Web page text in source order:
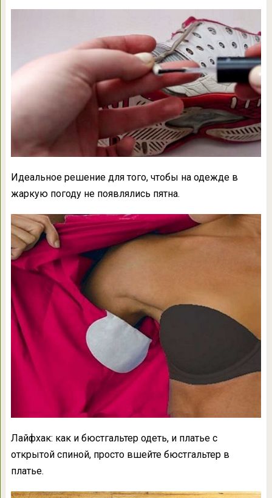
Идеальное решение для того, чтобы на одежде в
жаркую погоду не появлялись пятна.
Лайфхак: как и бюстгальтер одеть, и платье с
открытой спиной, просто вшейте бюстгальтер в
платье.